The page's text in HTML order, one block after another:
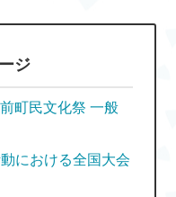
ジ
町民文化祭 一般
における全国大会